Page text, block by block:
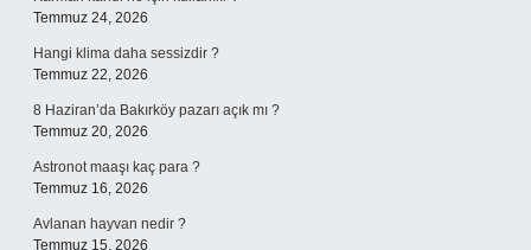
Temmuz 24, 2026
Hangi klima daha sessizdir ?
Temmuz 22, 2026
8 Haziran’da Bakırköy pazarı açık mı ?
Temmuz 20, 2026
Astronot maaşı kaç para ?
Temmuz 16, 2026
Avlanan hayvan nedir ?
Temmuz 15, 2026